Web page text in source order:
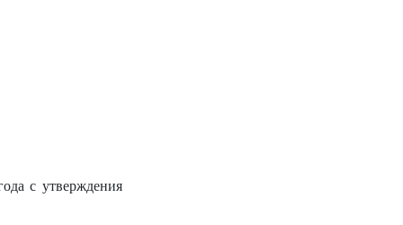
с утверждения